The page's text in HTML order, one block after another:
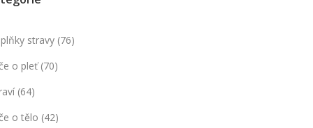
stravy (76)
o pleť(70)
(64)
o tělo (42)